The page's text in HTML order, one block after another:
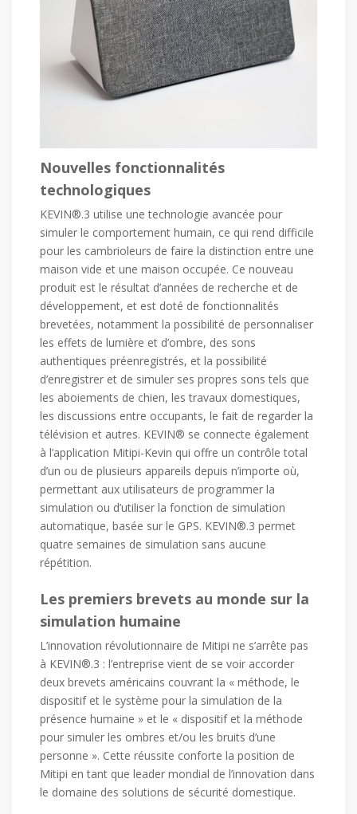
Nouvelles fonctionnalités
technologiques
KEVIN®.3 utilise une technologie avancée pour
simuler le comportement humain, ce qui rend difficile
pour les cambrioleurs de faire la distinction entre une
maison vide et une maison occupée. Ce nouveau
produit est le résultat d’années de recherche et de
développement, et est doté de fonctionnalités
brevetées, notamment la possibilité de personnaliser
les effets de lumière et d’ombre, des sons
authentiques préenregistrés, et la possibilité
d’enregistrer et de simuler ses propres sons tels que
les aboiements de chien, les travaux domestiques,
les discussions entre occupants, le fait de regarder la
télévision et autres. KEVIN® se connecte également
à l’application Mitipi-Kevin qui offre un contrôle total
d’un ou de plusieurs appareils depuis n’importe où,
permettant aux utilisateurs de programmer la
simulation ou d’utiliser la fonction de simulation
automatique, basée sur le GPS. KEVIN®.3 permet
quatre semaines de simulation sans aucune
répétition.
Les premiers brevets au monde sur la
simulation humaine
L’innovation révolutionnaire de Mitipi ne s’arrête pas
à KEVIN®.3 : l’entreprise vient de se voir accorder
deux brevets américains couvrant la « méthode, le
dispositif et le système pour la simulation de la
présence humaine » et le « dispositif et la méthode
pour simuler les ombres et/ou les bruits d’une
personne ». Cette réussite conforte la position de
Mitipi en tant que leader mondial de l’innovation dans
le domaine des solutions de sécurité domestique.